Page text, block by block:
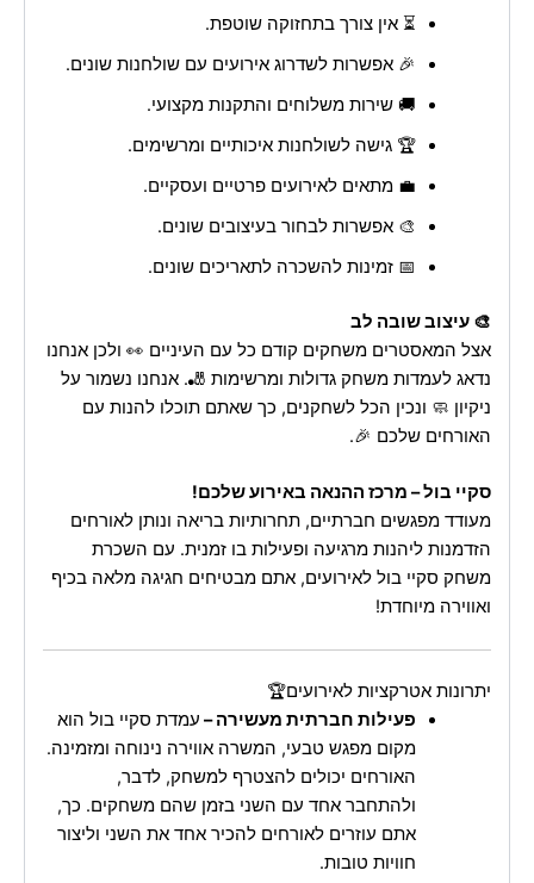
⏳ אין צורך בתחזוקה שוטפת.
🎉 אפשרות לשדרוג אירועים עם שולחנות שונים.
🚚 שירות משלוחים והתקנות מקצועי.
🏆 גישה לשולחנות איכותיים ומרשימים.
💼 מתאים לאירועים פרטיים ועסקיים.
🎨 אפשרות לבחור בעיצובים שונים.
📅 זמינות להשכרה לתאריכים שונים.
🎨 עיצוב שובה לב
אצל המאסטרים משחקים קודם כל עם העיניים 👀 ולכן אנחנו
נדאג לעמדות משחק גדולות ומרשימות 🎳. אנחנו נשמור על
ניקיון 🧼 ונכין הכל לשחקנים, כך שאתם תוכלו להנות עם
האורחים שלכם 🎉.
סקיי בול – מרכז ההנאה באירוע שלכם!
מעודד מפגשים חברתיים, תחרותיות בריאה ונותן לאורחים
הזדמנות ליהנות מרגיעה ופעילות בו זמנית. עם השכרת
משחק סקיי בול לאירועים, אתם מבטיחים חגיגה מלאה בכיף
ואווירה מיוחדת!
יתרונות אטרקציות לאירועים🏆
פעילות חברתית מעשירה – עמדת סקיי בול הוא
מקום מפגש טבעי, המשרה אווירה נינוחה ומזמינה.
האורחים יכולים להצטרף למשחק, לדבר,
ולהתחבר אחד עם השני בזמן שהם משחקים. כך,
אתם עוזרים לאורחים להכיר אחד את השני וליצור
חוויות טובות.